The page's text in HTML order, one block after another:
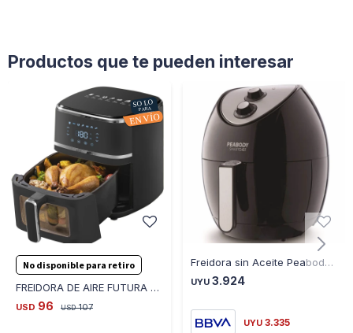
Productos que te pueden interesar
No disponible para retiro
FREIDORA DE AIRE FUTURA DIGITAL FUT-AF55DB - NEGRO
USD 96 USD 107
Freidora sin Aceite Peabody AF605 1400W Ajuste Manual
UYU 3.924
UYU 3.335